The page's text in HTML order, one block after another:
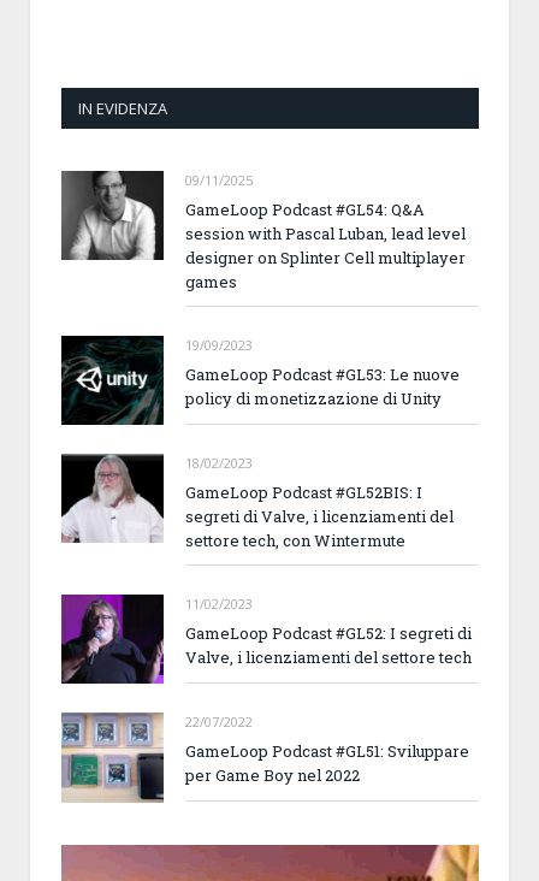
IN EVIDENZA
09/11/2025
GameLoop Podcast #GL54: Q&A
session with Pascal Luban, lead level
designer on Splinter Cell multiplayer
games
19/09/2023
GameLoop Podcast #GL53: Le nuove
policy di monetizzazione di Unity
18/02/2023
GameLoop Podcast #GL52BIS: I
segreti di Valve, i licenziamenti del
settore tech, con Wintermute
11/02/2023
GameLoop Podcast #GL52: I segreti di
Valve, i licenziamenti del settore tech
22/07/2022
GameLoop Podcast #GL51: Sviluppare
per Game Boy nel 2022